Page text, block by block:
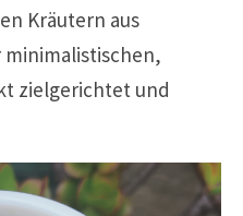
Kräutern aus
zielgerichtet und